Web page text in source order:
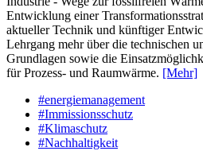
Entwicklung einer
aktueller Technik und künftiger
Lehrgang mehr über die technischen
Grundlagen sowie die
für Prozess- und Raumwärme. [Mehr]
#energiemanagement
#Immissionsschutz
#Klimaschutz
#Nachhaltigkeit